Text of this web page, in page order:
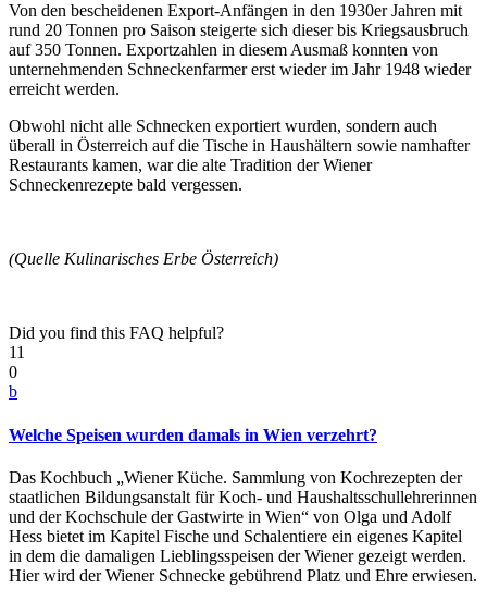
Von den bescheidenen Export-Anfängen in den 1930er Jahren mit
rund 20 Tonnen pro Saison steigerte sich dieser bis Kriegsausbruch
auf 350 Tonnen. Exportzahlen in diesem Ausmaß konnten von
unternehmenden Schneckenfarmer erst wieder im Jahr 1948 wieder
erreicht werden.
Obwohl nicht alle Schnecken exportiert wurden, sondern auch
überall in Österreich auf die Tische in Haushältern sowie namhafter
Restaurants kamen, war die alte Tradition der Wiener
Schneckenrezepte bald vergessen.
(Quelle Kulinarisches Erbe Österreich)
Did you find this FAQ helpful?
11
0
b
Welche Speisen wurden damals in Wien verzehrt?
Das Kochbuch „Wiener Küche. Sammlung von Kochrezepten der
staatlichen Bildungsanstalt für Koch- und Haushaltsschullehrerinnen
und der Kochschule der Gastwirte in Wien“ von Olga und Adolf
Hess bietet im Kapitel Fische und Schalentiere ein eigenes Kapitel
in dem die damaligen Lieblingsspeisen der Wiener gezeigt werden.
Hier wird der Wiener Schnecke gebührend Platz und Ehre erwiesen.